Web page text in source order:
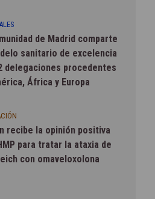
de Madrid comparte
sanitario de excelencia
delegaciones procedentes
África y Europa
recibe la opinión positiva
para tratar la ataxia de
con omaveloxolona